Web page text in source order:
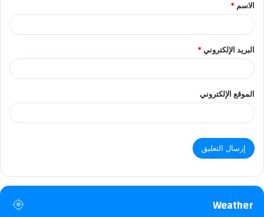
الاسم *
البريد الإلكتروني*
الموقع الإلكتروني
Weather